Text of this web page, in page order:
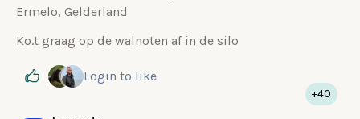
Ermelo, Gelderland
Ko.t graag op de walnoten af in de silo
Login to like
+40